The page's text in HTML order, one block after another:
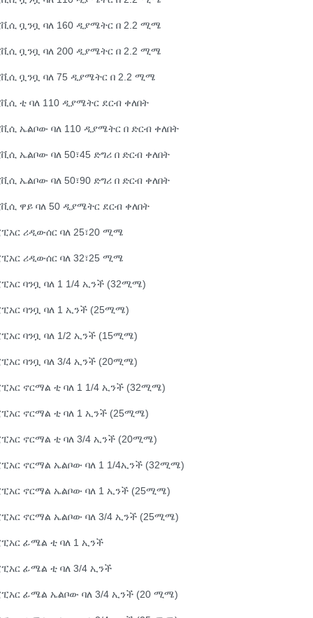
ቧንቧ ባለ 160 ዲያሜትር በ 2.2 ሚሜ
ቧንቧ ባለ 200 ዲያሜትር በ 2.2 ሚሜ
ቧንቧ ባለ 75 ዲያሜትር በ 2.2 ሚሜ
ቲ ባለ 110 ዲያሜትር ደርብ ቀለበት
ኤልቦው ባለ 110 ዲያሜትር በ ድርብ ቀለበት
ኤልቦው ባለ 50፣45 ድግሪ በ ድርብ ቀለበት
ኤልቦው ባለ 50፣90 ድግሪ በ ድርብ ቀለበት
ዋይ ባለ 50 ዲያሜትር ደርብ ቀለበት
ሪዲውሰር ባለ 25፣20 ሚሜ
ሪዲውሰር ባለ 32፣25 ሚሜ
ባንቧ ባለ 1 1/4 ኢንች (32ሚሜ)
ባንቧ ባለ 1 ኢንች (25ሚሜ)
ባንቧ ባለ 1/2 ኢንች (15ሚሜ)
ባንቧ ባለ 3/4 ኢንች (20ሚሜ)
ኖርማል ቲ ባለ 1 1/4 ኢንች (32ሚሜ)
ኖርማል ቲ ባለ 1 ኢንች (25ሚሜ)
ኖርማል ቲ ባለ 3/4 ኢንች (20ሚሜ)
ኖርማል ኤልቦው ባለ 1 1/4ኢንች (32ሚሜ)
ኖርማል ኤልቦው ባለ 1 ኢንች (25ሚሜ)
ኖርማል ኤልቦው ባለ 3/4 ኢንች (25ሚሜ)
ፊሜል ቲ ባለ 1 ኢንች
ፊሜል ቲ ባለ 3/4 ኢንች
ፊሜል ኤልቦው ባለ 3/4 ኢንች (20 ሚሜ)